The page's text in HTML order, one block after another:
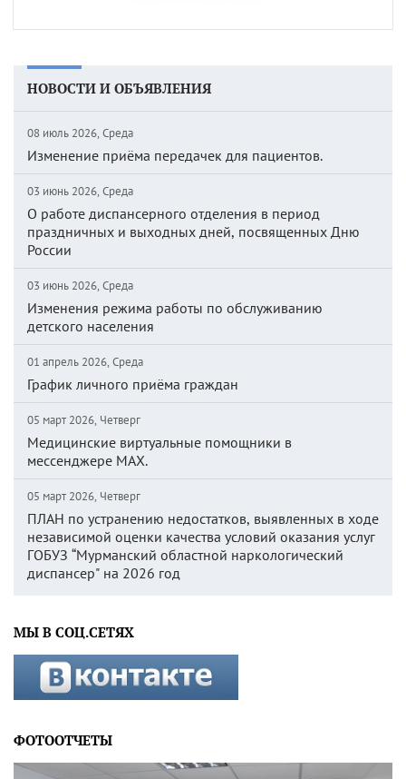
НОВОСТИ И ОБЪЯВЛЕНИЯ
08 июль 2026, Среда
Изменение приёма передачек для пациентов.
03 июнь 2026, Среда
О работе диспансерного отделения в период
праздничных и выходных дней, посвященных Дню
России
03 июнь 2026, Среда
Изменения режима работы по обслуживанию
детского населения
01 апрель 2026, Среда
График личного приёма граждан
05 март 2026, Четверг
Медицинские виртуальные помощники в
мессенджере MAX.
05 март 2026, Четверг
ПЛАН по устранению недостатков, выявленных в ходе
независимой оценки качества условий оказания услуг
ГОБУЗ “Мурманский областной наркологический
диспансер" на 2026 год
МЫ В СОЦ.СЕТЯХ
ФОТООТЧЕТЫ